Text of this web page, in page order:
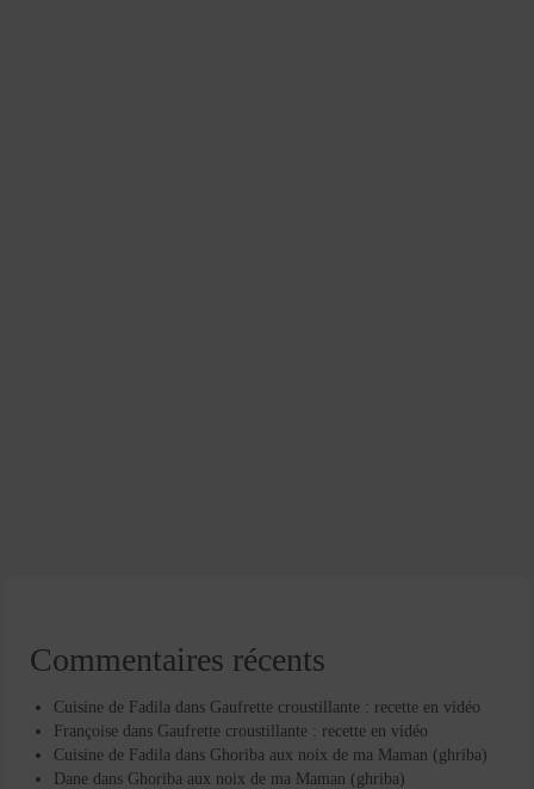
Commentaires récents
Cuisine de Fadila dans Gaufrette croustillante : recette en vidéo
Françoise dans Gaufrette croustillante : recette en vidéo
Cuisine de Fadila dans Ghoriba aux noix de ma Maman (ghriba)
Dane dans Ghoriba aux noix de ma Maman (ghriba)